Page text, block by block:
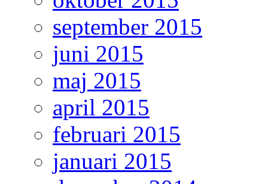
september 2015
juni 2015
maj 2015
april 2015
februari 2015
januari 2015